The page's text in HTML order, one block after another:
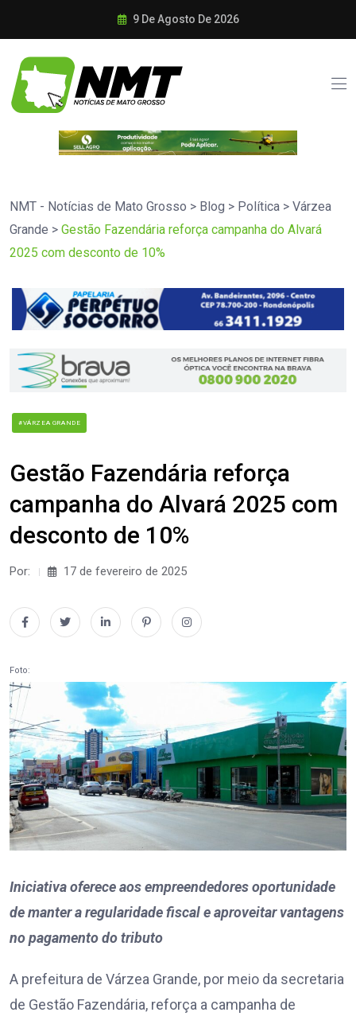
9 De Agosto De 2026
NMT - Notícias de Mato Grosso > Blog > Política > Várzea
Grande > Gestão Fazendária reforça campanha do Alvará
2025 com desconto de 10%
#VÁRZEA GRANDE
Gestão Fazendária reforça
campanha do Alvará 2025 com
desconto de 10%
Por: 17 de fevereiro de 2025
Foto:
Iniciativa oferece aos empreendedores oportunidade
de manter a regularidade fiscal e aproveitar vantagens
no pagamento do tributo
A prefeitura de Várzea Grande, por meio da secretaria
de Gestão Fazendária, reforça a campanha de